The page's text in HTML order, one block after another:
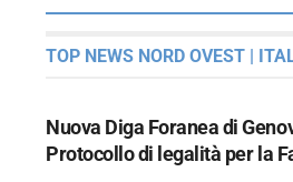
TOP NEWS NORD OVEST |
Nuova Diga Foranea di
Protocollo di legalità per la